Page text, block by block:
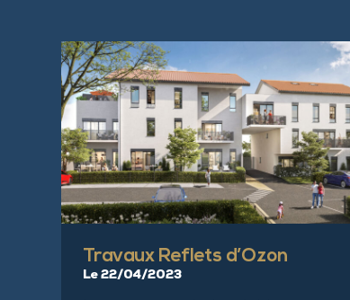
Travaux Reflets d’Ozon
Le 22/04/2023